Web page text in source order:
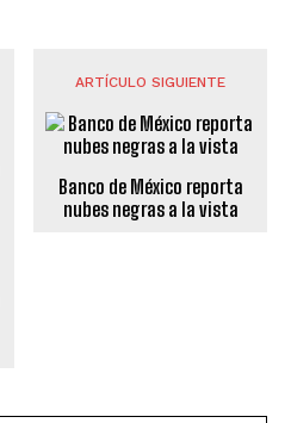
ARTÍCULO SIGUIENTE
Banco de México reporta
nubes negras a la vista